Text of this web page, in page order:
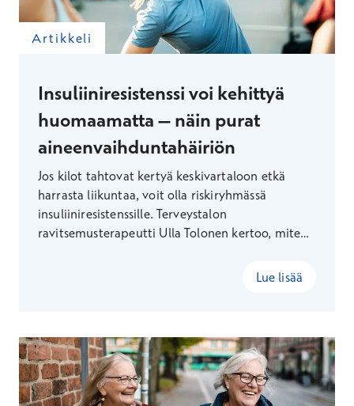
Artikkeli
Insuliiniresistenssi voi kehittyä
huomaamatta – näin purat
aineenvaihduntahäiriön
Jos kilot tahtovat kertyä keskivartaloon etkä
harrasta liikuntaa, voit olla riskiryhmässä
insuliiniresistenssille. Terveystalon
ravitsemusterapeutti Ulla Tolonen kertoo, miten
Lue lisää